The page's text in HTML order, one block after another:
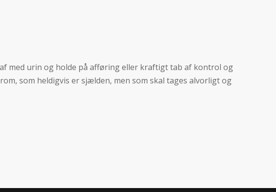
med urin og holde på afføring eller kraftigt tab af kontrol og
som heldigvis er sjælden, men som skal tages alvorligt og